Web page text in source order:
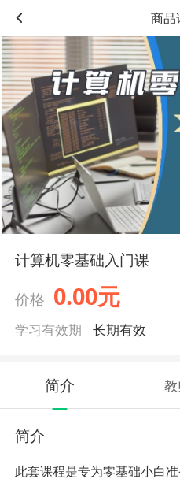
商品
计算机零基础入门课
价格 0.00元
学习有效期 长期有效
简介
简介
此套课程是专为零基础小白